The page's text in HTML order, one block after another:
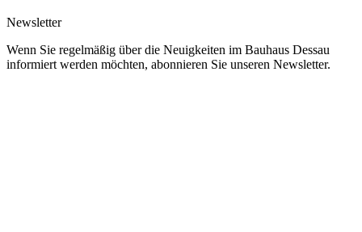
Newsletter
Wenn Sie regelmäßig über die Neuigkeiten im Bauhaus Dessau
informiert werden möchten, abonnieren Sie unseren Newsletter.